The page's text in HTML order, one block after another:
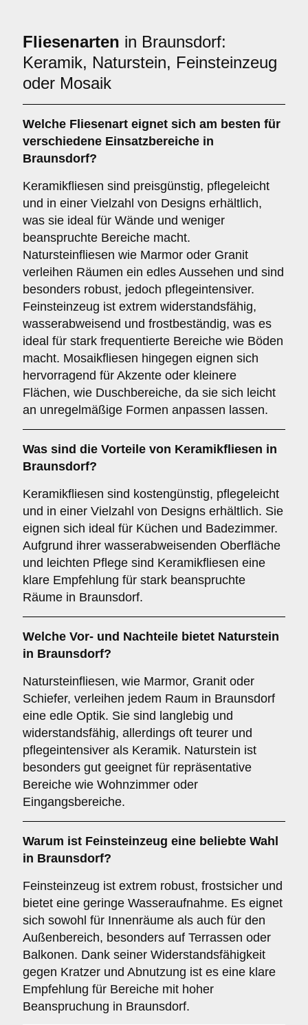
Fliesenarten in Braunsdorf:
Keramik, Naturstein, Feinsteinzeug
oder Mosaik
Welche Fliesenart eignet sich am besten für
verschiedene Einsatzbereiche in
Braunsdorf?
Keramikfliesen sind preisgünstig, pflegeleicht
und in einer Vielzahl von Designs erhältlich,
was sie ideal für Wände und weniger
beanspruchte Bereiche macht.
Natursteinfliesen wie Marmor oder Granit
verleihen Räumen ein edles Aussehen und sind
besonders robust, jedoch pflegeintensiver.
Feinsteinzeug ist extrem widerstandsfähig,
wasserabweisend und frostbeständig, was es
ideal für stark frequentierte Bereiche wie Böden
macht. Mosaikfliesen hingegen eignen sich
hervorragend für Akzente oder kleinere
Flächen, wie Duschbereiche, da sie sich leicht
an unregelmäßige Formen anpassen lassen.
Was sind die Vorteile von Keramikfliesen in
Braunsdorf?
Keramikfliesen sind kostengünstig, pflegeleicht
und in einer Vielzahl von Designs erhältlich. Sie
eignen sich ideal für Küchen und Badezimmer.
Aufgrund ihrer wasserabweisenden Oberfläche
und leichten Pflege sind Keramikfliesen eine
klare Empfehlung für stark beanspruchte
Räume in Braunsdorf.
Welche Vor- und Nachteile bietet Naturstein
in Braunsdorf?
Natursteinfliesen, wie Marmor, Granit oder
Schiefer, verleihen jedem Raum in Braunsdorf
eine edle Optik. Sie sind langlebig und
widerstandsfähig, allerdings oft teurer und
pflegeintensiver als Keramik. Naturstein ist
besonders gut geeignet für repräsentative
Bereiche wie Wohnzimmer oder
Eingangsbereiche.
Warum ist Feinsteinzeug eine beliebte Wahl
in Braunsdorf?
Feinsteinzeug ist extrem robust, frostsicher und
bietet eine geringe Wasseraufnahme. Es eignet
sich sowohl für Innenräume als auch für den
Außenbereich, besonders auf Terrassen oder
Balkonen. Dank seiner Widerstandsfähigkeit
gegen Kratzer und Abnutzung ist es eine klare
Empfehlung für Bereiche mit hoher
Beanspruchung in Braunsdorf.